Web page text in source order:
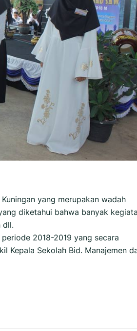
yang merupakan wadah
diketahui bahwa banyak
dll.
2018-2019 yang secara
Kepala Sekolah Bid. Manajemen